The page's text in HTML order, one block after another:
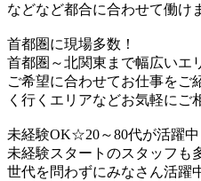
などなど都合に合わせて働け
首都圏に現場多数！
首都圏～北関東まで幅広いエ
ご希望に合わせてお仕事をご
く行くエリアなどお気軽に
未経験OK☆20～80代が活躍中
未経験スタートのスタッフも
世代を問わずにみなさん活躍